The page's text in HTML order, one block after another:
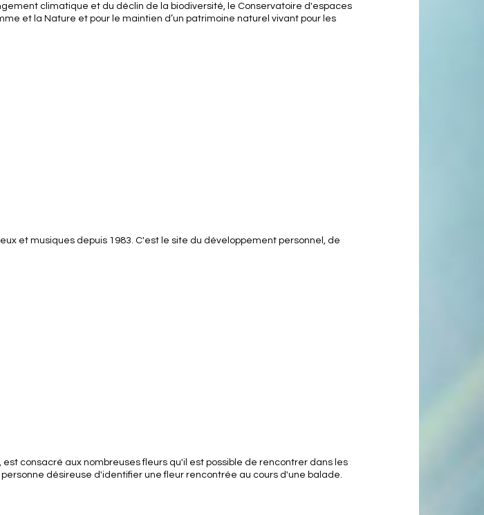
climatique et du déclin de la biodiversité, le Conservatoire d'espaces
et la Nature et pour le maintien d’un patrimoine naturel vivant pour les
et musiques depuis 1983. C'est le site du développement personnel, de
consacré aux nombreuses fleurs qu'il est possible de rencontrer dans les
désireuse d'identifier une fleur rencontrée au cours d'une balade.